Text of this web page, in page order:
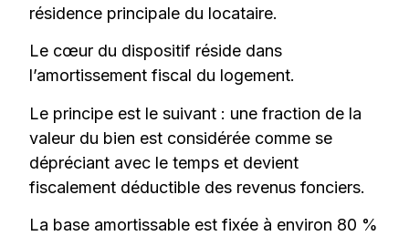
résidence principale du locataire.
Le cœur du dispositif réside dans
l’amortissement fiscal du logement.
Le principe est le suivant : une fraction de la
valeur du bien est considérée comme se
dépréciant avec le temps et devient
fiscalement déductible des revenus fonciers.
La base amortissable est fixée à environ 80 %